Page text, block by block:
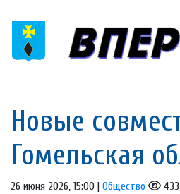
Новые
Гомельская
26 июня 2026, 15:00 | Общество 433